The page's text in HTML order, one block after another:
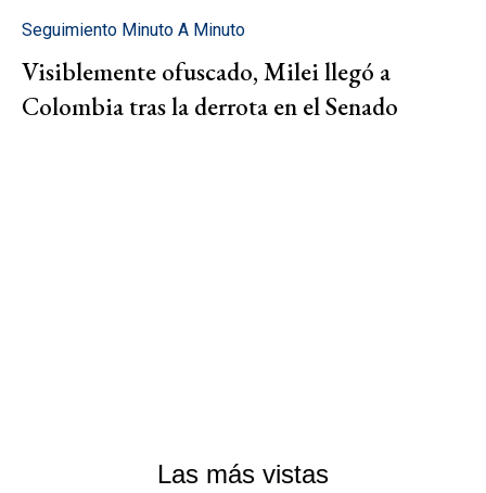
Seguimiento Minuto A Minuto
Visiblemente ofuscado, Milei llegó a
Colombia tras la derrota en el Senado
Las más vistas